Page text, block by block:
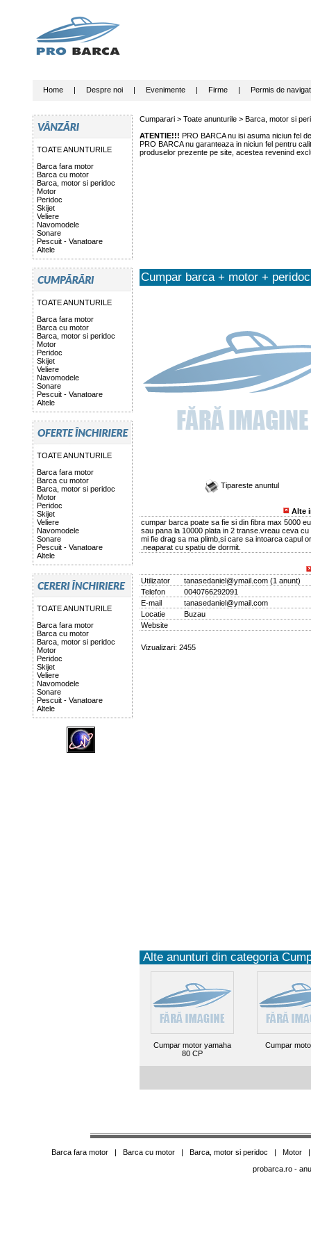
Home| Despre noi| Evenimente| Firme| Permis de
TOATE ANUNTURILE
Barca fara motor
Barca cu motor
Barca, motor si peridoc
Motor
Peridoc
Skijet
Veliere
Navomodele
Sonare
Pescuit - Vanatoare
Altele
TOATE ANUNTURILE
Barca fara motor
Barca cu motor
Barca, motor si peridoc
Motor
Peridoc
Skijet
Veliere
Navomodele
Sonare
Pescuit - Vanatoare
Altele
TOATE ANUNTURILE
Barca fara motor
Barca cu motor
Barca, motor si peridoc
Motor
Peridoc
Skijet
Veliere
Navomodele
Sonare
Pescuit - Vanatoare
Altele
TOATE ANUNTURILE
Barca fara motor
Barca cu motor
Barca, motor si peridoc
Motor
Peridoc
Skijet
Veliere
Navomodele
Sonare
Pescuit - Vanatoare
Altele
Cumparari > Toate anunturile> Barca, motor si
ATENTIE!!! PRO BARCA nu isi asuma niciun fel
PRO BARCA nu garanteaza in niciun fel pentru
produselor prezente pe site, acestea revenind
Cumpar barca + motor + peridoc
Tipareste anuntul
Alte
cumpar barca poate sa fie si din fibra max 5000
sau pana la 10000 plata in 2 transe.vreau ceva
mi fie drag sa ma plimb,si care sa intoarca capul
.neaparat cu spatiu de dormit.
Utilizator tanasedaniel@ymail.com(1 anunt)
Telefon
0040766292091
E-mail
tanasedaniel@ymail.com
Locatie
Buzau
Website
Vizualizari: 2455
Alte anunturi din categoria
Cumpar motor yamaha
80 CP
Cumpar
Barca fara motor| Barca cu motor| Barca, motor si peridoc | Motor
probarca.ro-